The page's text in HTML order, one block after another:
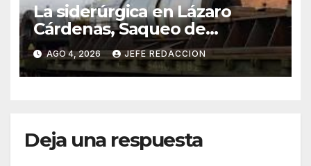
La siderúrgica en Lázaro
Cárdenas, Saqueo de
Recursos Naturales a Cambio
de Miseria
AGO 4, 2026 JEFE REDACCION
Deja una respuesta